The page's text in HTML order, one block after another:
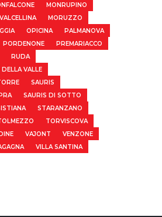
MONRUPINO
MORUZZO
OPICINA
PALMANOVA
PORDENONE
PREMARIACCO
RUDA
VALLE
SAURIS
SAURIS DI SOTTO
STARANZANO
TORVISCOVA
VAJONT
VENZONE
VILLA SANTINA